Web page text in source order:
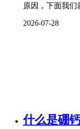
原因，下面我们
2026-07-28
什么是硼